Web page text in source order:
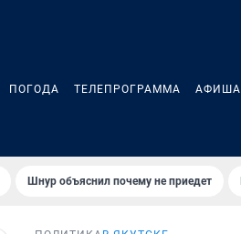
ПОГОДА ТЕЛЕПРОГРАММА АФИША
Шнур объяснил почему не приедет